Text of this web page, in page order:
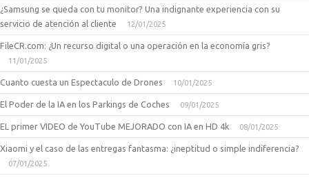
¿Samsung se queda con tu monitor? Una indignante experiencia con su
servicio de atención al cliente
12/01/2025
FileCR.com: ¿Un recurso digital o una operación en la economía gris?
11/01/2025
Cuanto cuesta un Espectaculo de Drones 10/01/2025
El Poder de la IA en los Parkings de Coches 09/01/2025
EL primer VIDEO de YouTube MEJORADO con IA en HD 4k 08/01/2025
Xiaomi y el caso de las entregas fantasma: ¿ineptitud o simple indiferencia?
07/01/2025